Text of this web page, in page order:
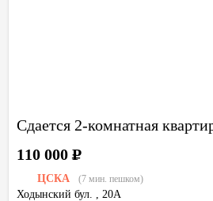
Сдается 2-комнатная
ЦСКА (7 мин. пешком)
Ходынский бул. , 20А
110 000Р